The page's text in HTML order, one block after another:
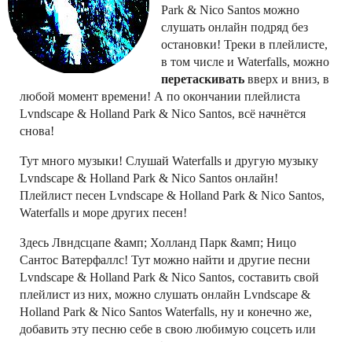
Park & Nico Santos можно
слушать онлайн подряд без
остановки! Треки в плейлисте,
в том числе и Waterfalls, можно
перетаскивать вверх и вниз, в
любой момент времени! А по окончании плейлиста
Lvndscape & Holland Park & Nico Santos, всё начнётся
снова!
Тут много музыки! Слушай Waterfalls и другую музыку
Lvndscape & Holland Park & Nico Santos онлайн!
Плейлист песен Lvndscape & Holland Park & Nico Santos,
Waterfalls и море других песен!
Здесь Лвндсцапе &амп; Холланд Парк &амп; Ницо
Сантос Ватерфаллс! Тут можно найти и другие песни
Lvndscape & Holland Park & Nico Santos, составить свой
плейлист из них, можно слушать онлайн Lvndscape &
Holland Park & Nico Santos Waterfalls, ну и конечно же,
добавить эту песню себе в свою любимую соцсеть или